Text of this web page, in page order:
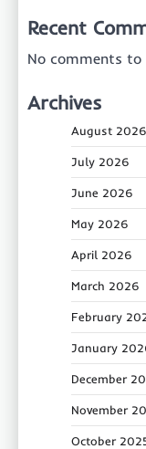
Recent
No comments to
Archives
August 2026
July 2026
June 2026
May 2026
April 2026
March 2026
February
January
December
November
October